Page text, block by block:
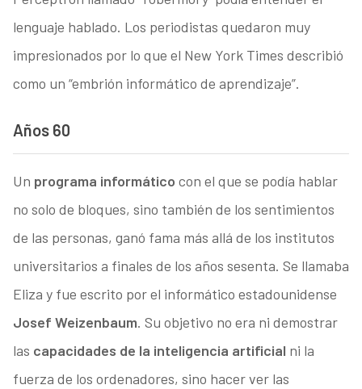
lenguaje hablado. Los periodistas quedaron muy
impresionados por lo que el New York Times describió
como un “embrión informático de aprendizaje”.
Años 60
Un programa informático con el que se podía hablar
no solo de bloques, sino también de los sentimientos
de las personas, ganó fama más allá de los institutos
universitarios a finales de los años sesenta. Se llamaba
Eliza y fue escrito por el informático estadounidense
Josef Weizenbaum. Su objetivo no era ni demostrar
las capacidades de la inteligencia artificial ni la
fuerza de los ordenadores, sino hacer ver las